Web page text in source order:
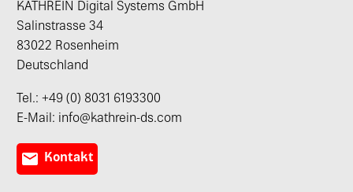
KATHREIN Digital Systems GmbH
Salinstrasse 34
83022 Rosenheim
Deutschland
Tel.: +49 (0) 8031 6193300
E-Mail: info@kathrein-ds.com
 Kontakt